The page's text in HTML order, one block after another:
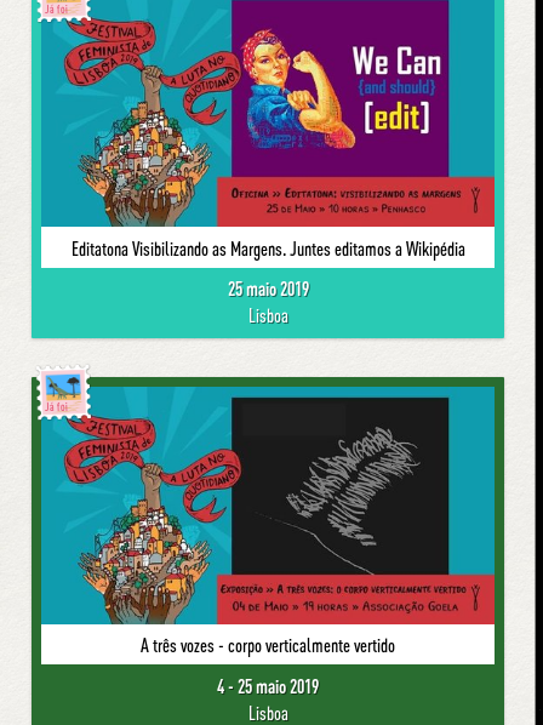
Já foi
Editatona Visibilizando as Margens. Juntes editamos a Wikipédia
25 maio 2019
Lisboa
Já foi
A três vozes - corpo verticalmente vertido
4 - 25 maio 2019
Lisboa